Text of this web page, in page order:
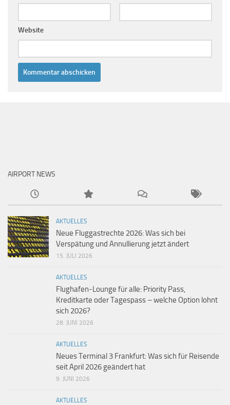
Website
AIRPORT NEWS
AKTUELLES
Neue Fluggastrechte 2026: Was sich bei
Verspätung und Annullierung jetzt ändert
15. JULI 2026
AKTUELLES
Flughafen-Lounge für alle: Priority Pass,
Kreditkarte oder Tagespass – welche Option lohnt
sich 2026?
28. JUNI 2026
AKTUELLES
Neues Terminal 3 Frankfurt: Was sich für Reisende
seit April 2026 geändert hat
9. JUNI 2026
AKTUELLES